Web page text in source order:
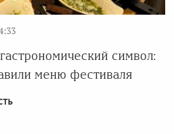
символ:
меню фестиваля